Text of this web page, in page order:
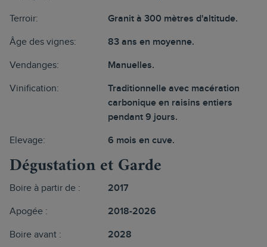
Terroir: Granit à 300 mètres d'altitude.
Âge des vignes: 83 ans en moyenne.
Vendanges: Manuelles.
Vinification:
Traditionnelle avec macération
carbonique en raisins entiers
pendant 9 jours.
Elevage: 6 mois en cuve.
Dégustation et Garde
Boire à partir de : 2017
Apogée : 2018-2026
Boire avant : 2028